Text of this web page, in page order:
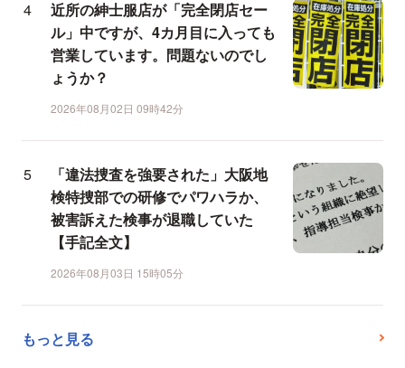
近所の紳士服店が「完全閉店セー
ル」中ですが、4カ月目に入っても
営業しています。問題ないのでし
ょうか？
2026年08月02日 09時42分
「違法捜査を強要された」大阪地
検特捜部での研修でパワハラか、
被害訴えた検事が退職していた
【手記全文】
2026年08月03日 15時05分
もっと見る